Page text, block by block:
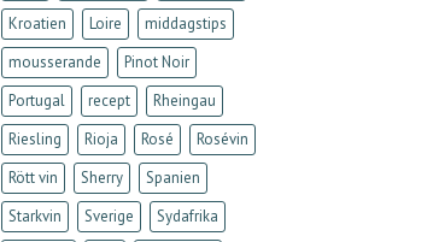
Kroatien
Loire
middagstips
mousserande
Pinot Noir
Portugal
recept
Rheingau
Riesling
Rioja Rosé
Rosévin
Rött vin
Sherry
Spanien
Starkvin
Sverige
Sydafrika